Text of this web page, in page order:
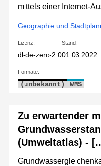
mittels einer Internet-
Geographie und
Lizenz:
dl-de-zero-2.0
Stand:
01.03.2022
Formate:
(unbekannt) WMS
Zu erwartender
(Umweltatlas) -